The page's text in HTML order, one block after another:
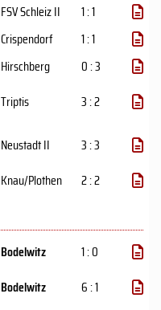
FSV Schleiz II
1 : 1
Crispendorf
1 : 1
Hirschberg
0 : 3
Triptis
3 : 2
Neustadt II
3 : 3
Knau/Plothen 2 : 2
Bodelwitz
1 : 0
Bodelwitz
6 : 1